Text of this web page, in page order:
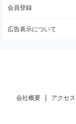
会員登録
広告表示について
会社概要 アクセス